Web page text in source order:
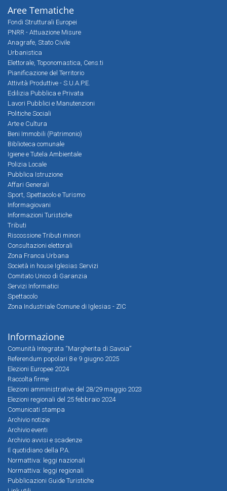
Aree Tematiche
Fondi Strutturali Europei
PNRR - Attuazione Misure
Anagrafe, Stato Civile
Urbanistica
Elettorale, Toponomastica, Cens.ti
Pianificazione del Territorio
Attività Produttive - S.U.A.P.E.
Edilizia Pubblica e Privata
Lavori Pubblici e Manutenzioni
Politiche Sociali
Arte e Cultura
Beni Immobili (Patrimonio)
Biblioteca comunale
Igiene e Tutela Ambientale
Polizia Locale
Pubblica Istruzione
Affari Generali
Sport, Spettacolo e Turismo
Informagiovani
Informazioni Turistiche
Tributi
Riscossione Tributi minori
Consultazioni elettorali
Zona Franca Urbana
Società in house Iglesias Servizi
Comitato Unico di Garanzia
Servizi Informatici
Spettacolo
Zona Industriale Comune di Iglesias - ZIC
Informazione
Comunità Integrata “Margherita di Savoia”
Referendum popolari 8 e 9 giugno 2025
Elezioni Europee 2024
Raccolta firme
Elezioni amministrative del 28/29 maggio 2023
Elezioni regionali del 25 febbraio 2024
Comunicati stampa
Archivio notizie
Archivio eventi
Archivio avvisi e scadenze
Il quotidiano della P.A.
Normattiva: leggi nazionali
Normattiva: leggi regionali
Pubblicazioni Guide Turistiche